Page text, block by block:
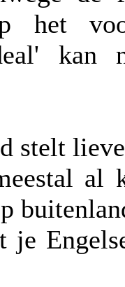
het
kan
stelt
al
je